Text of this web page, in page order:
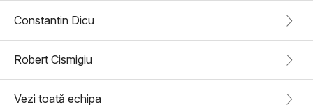
Constantin Dicu
Robert Cismigiu
Vezi toată echipa